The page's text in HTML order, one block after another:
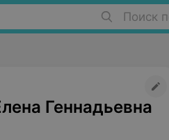
Поиск
Геннадьевна